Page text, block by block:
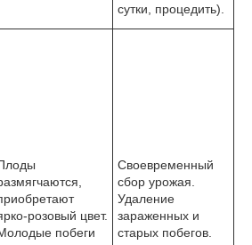
сутки, процедить).
розовый цвет.
побеги
Своевременный
сбор урожая.
Удаление
зараженных и
старых побегов.